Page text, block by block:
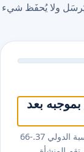
ولا يُحفَظ شيء
بعد
تنطبق أحكام العقود المرهقة بموجب معيار المحاسبة الدولي ⁦37⁩.⁦66-